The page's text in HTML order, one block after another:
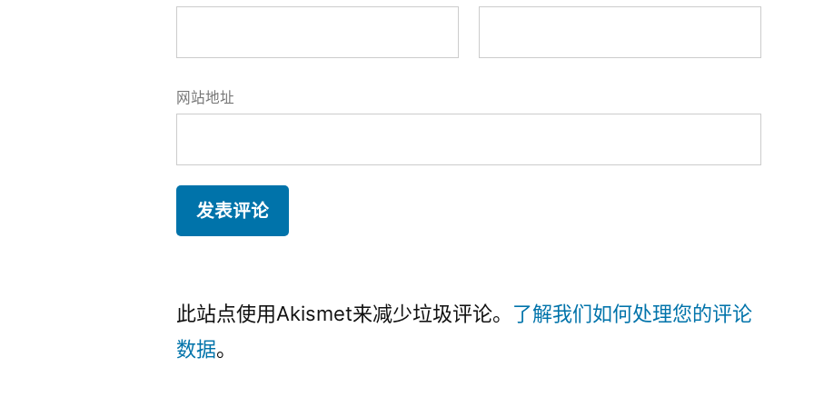
网站地址
此站点使用Akismet来减少垃圾评论。 了解我们如何处理您的评论
数据。